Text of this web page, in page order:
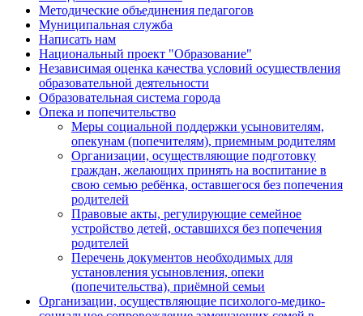
Методические объединения педагогов
Муниципальная служба
Написать нам
Национальный проект "Образование"
Независимая оценка качества условий осуществления
образовательной деятельности
Образовательная система города
Опека и попечительство
Меры социальной поддержки усыновителям,
опекунам (попечителям), приемным родителям
Организации, осуществляющие подготовку
граждан, желающих принять на воспитание в
свою семью ребёнка, оставшегося без попечения
родителей
Правовые акты, регулирующие семейное
устройство детей, оставшихся без попечения
родителей
Перечень документов необходимых для
установления усыновления, опеки
(попечительства), приёмной семьи
Организации, осуществляющие психолого-медико-